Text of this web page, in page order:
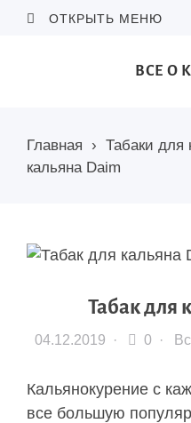
ОТКРЫТЬ МЕНЮ
ВСЕ О
Главная › Табаки для
кальяна Daim
Табак для
04.12.2019 · 0 ·
Кальянокурение с
все большую